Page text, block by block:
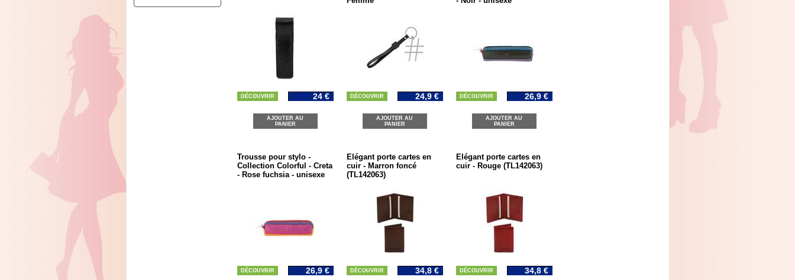
DÉCOUVRIR 24 €
AJOUTER AU
PANIER
DÉCOUVRIR 24,9 €
AJOUTER AU
PANIER
DÉCOUVRIR 26,9 €
AJOUTER AU
PANIER
Trousse pour stylo -
Collection Colorful - Creta
- Rose fuchsia - unisexe
DÉCOUVRIR 26,9 €
Elégant porte cartes en
cuir - Marron foncé
(TL142063)
DÉCOUVRIR 34,8 €
Elégant porte cartes en
cuir - Rouge (TL142063)
DÉCOUVRIR 34,8 €